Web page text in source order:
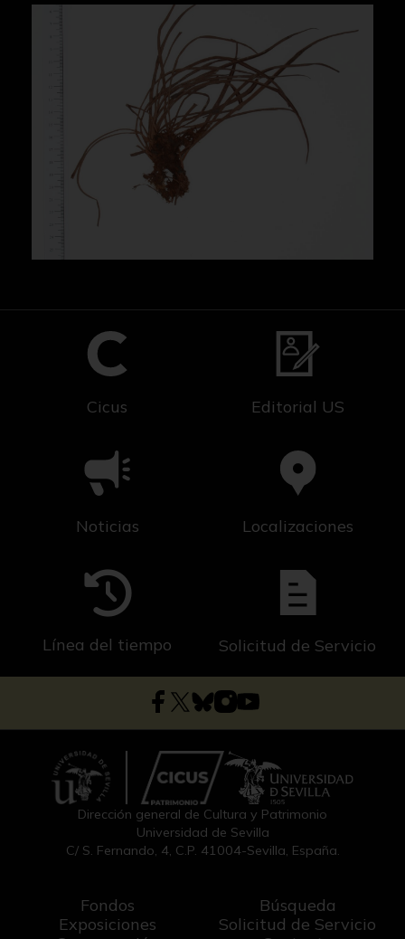
Cicus Editorial US
Noticias Localizaciones
Línea del tiempo Solicitud de Servicio
Dirección general de Cultura y Patrimonio
Universidad de Sevilla
C/ S. Fernando, 4, C.P. 41004-Sevilla, España.
Fondos
Exposiciones
Búsqueda
Solicitud de Servicio